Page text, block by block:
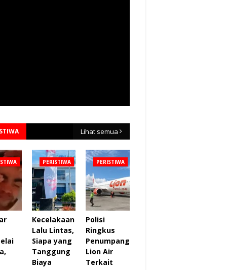
Lihat semua
PERISTIWA
Kecelakaan
Lalu Lintas,
Siapa yang
Tanggung
Biaya
PERISTIWA
Polisi
Ringkus
Penumpang
Lion Air
Terkait